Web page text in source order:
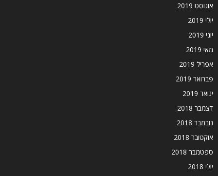
אוגוסט 2019
יולי 2019
יוני 2019
מאי 2019
אפריל 2019
פברואר 2019
ינואר 2019
דצמבר 2018
נובמבר 2018
אוקטובר 2018
ספטמבר 2018
יולי 2018